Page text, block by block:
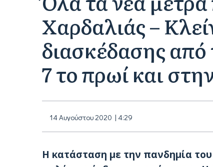
Χαρδαλιάς –
διασκέδασης από
7 το πρωί και
14 Αυγούστου 2020 | 4:29
Η κατάσταση με την πανδημία του